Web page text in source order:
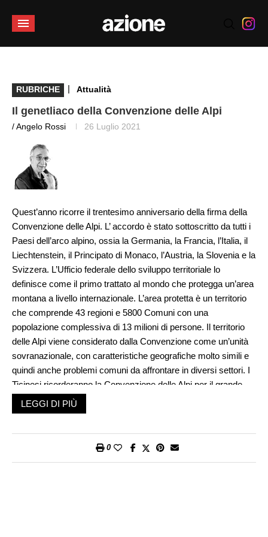
RUBRICHE | Attualità
Il genetliaco della Convenzione delle Alpi
/ Angelo Rossi 26 Luglio 2021
Quest’anno ricorre il trentesimo anniversario della firma della
Convenzione delle Alpi. L’ accordo è stato sottoscritto da tutti i
Paesi dell’arco alpino, ossia la Germania, la Francia, l’Italia, il
Liechtenstein, il Principato di Monaco, l’Austria, la Slovenia e la
Svizzera. L’Ufficio federale dello sviluppo territoriale lo
definisce come il primo trattato al mondo che protegga un’area
montana a livello internazionale. L’area protetta è un territorio
che comprende 43 regioni e 5800 Comuni con una
popolazione complessiva di 13 milioni di persone. Il territorio
delle Alpi viene considerato dalla Convenzione come un’unità
sovranazionale, con caratteristiche geografiche molto simili e
quindi anche problemi comuni da affrontare in diversi settori. I
Ticinesi ricorderanno la Convenzione delle Alpi per il grande
impegno dei rappresentanti svizzeri della stessa nella
consultazione popolare sulla cosiddetta «Iniziativa delle Alpi»,
proponeva di proteggere la regione alpina dal traffico di
LEGGI DI PIÙ
0